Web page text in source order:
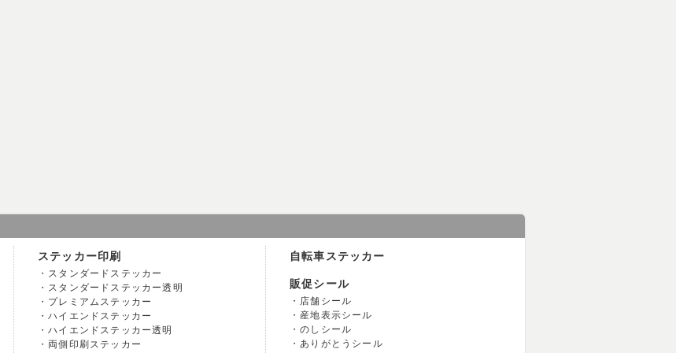
ステッカー印刷
スタンダードステッカー
スタンダードステッカー透明
プレミアムステッカー
ハイエンドステッカー
ハイエンドステッカー透明
両側印刷ステッカー
自転車ステッカー
販促シール
店舗シール
産地表示シール
のしシール
ありがとうシール